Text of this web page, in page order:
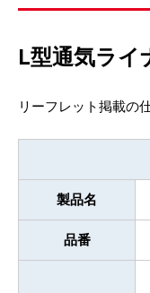
L型通気ライ
リーフレット掲載の
製品名
品番